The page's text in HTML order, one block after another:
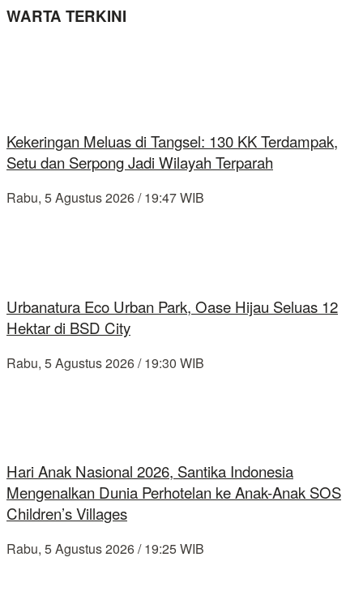
WARTA TERKINI
Kekeringan Meluas di Tangsel: 130 KK Terdampak,
Setu dan Serpong Jadi Wilayah Terparah
Rabu, 5 Agustus 2026 / 19:47 WIB
Urbanatura Eco Urban Park, Oase Hijau Seluas 12
Hektar di BSD City
Rabu, 5 Agustus 2026 / 19:30 WIB
Hari Anak Nasional 2026, Santika Indonesia
Mengenalkan Dunia Perhotelan ke Anak-Anak SOS
Children’s Villages
Rabu, 5 Agustus 2026 / 19:25 WIB